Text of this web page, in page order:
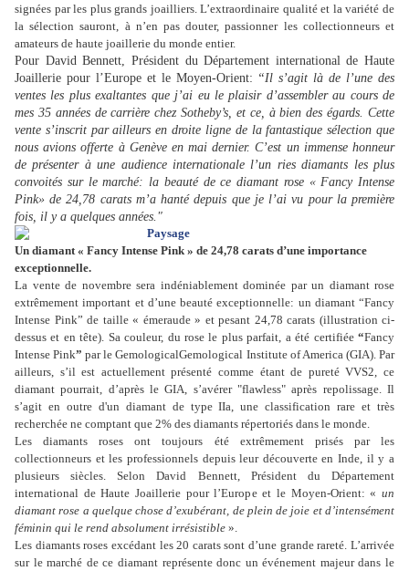
signées par les plus grands joailliers. L’extraordinaire qualité et la variété de
la sélection sauront, à n’en pas douter, passionner les collectionneurs et
amateurs de haute joaillerie du monde entier.
Pour David Bennett, Président du Département international de Haute
Joaillerie pour l’Europe et le Moyen-Orient: “Il s’agit là de l’une des
ventes les plus exaltantes que j’ai eu le plaisir d’assembler au cours de
mes 35 années de carrière chez Sotheby’s, et ce, à bien des égards. Cette
vente s’inscrit par ailleurs en droite ligne de la fantastique sélection que
nous avions offerte à Genève en mai dernier. C’est un immense honneur
de présenter à une audience internationale l’un ries diamants les plus
convoités sur le marché: la beauté de ce diamant rose « Fancy Intense
Pink» de 24,78 carats m’a hanté depuis que je l’ai vu pour la première
fois, il y a quelques années."
Un diamant « Fancy Intense Pink » de 24,78 carats d’une importance
exceptionnelle.
La vente de novembre sera indéniablement dominée par un diamant rose
extrêmement important et d’une beauté exceptionnelle: un diamant “Fancy
Intense Pink” de taille « émeraude » et pesant 24,78 carats (illustration ci-
dessus et en tête). Sa couleur, du rose le plus parfait, a été certifiée “Fancy
Intense Pink” par le GemologicalGemological Institute of America (GIA). Par
ailleurs, s’il est actuellement présenté comme étant de pureté VVS2, ce
diamant pourrait, d’après le GIA, s’avérer "flawless" après repolissage. Il
s’agit en outre d'un diamant de type IIa, une classification rare et très
recherchée ne comptant que 2% des diamants répertoriés dans le monde.
Les diamants roses ont toujours été extrêmement prisés par les
collectionneurs et les professionnels depuis leur découverte en Inde, il y a
plusieurs siècles. Selon David Bennett, Président du Département
international de Haute Joaillerie pour l’Europe et le Moyen-Orient: « un
diamant rose a quelque chose d’exubérant, de plein de joie et d’intensément
féminin qui le rend absolument irrésistible ».
Les diamants roses excédant les 20 carats sont d’une grande rareté. L’arrivée
sur le marché de ce diamant représente donc un événement majeur dans le